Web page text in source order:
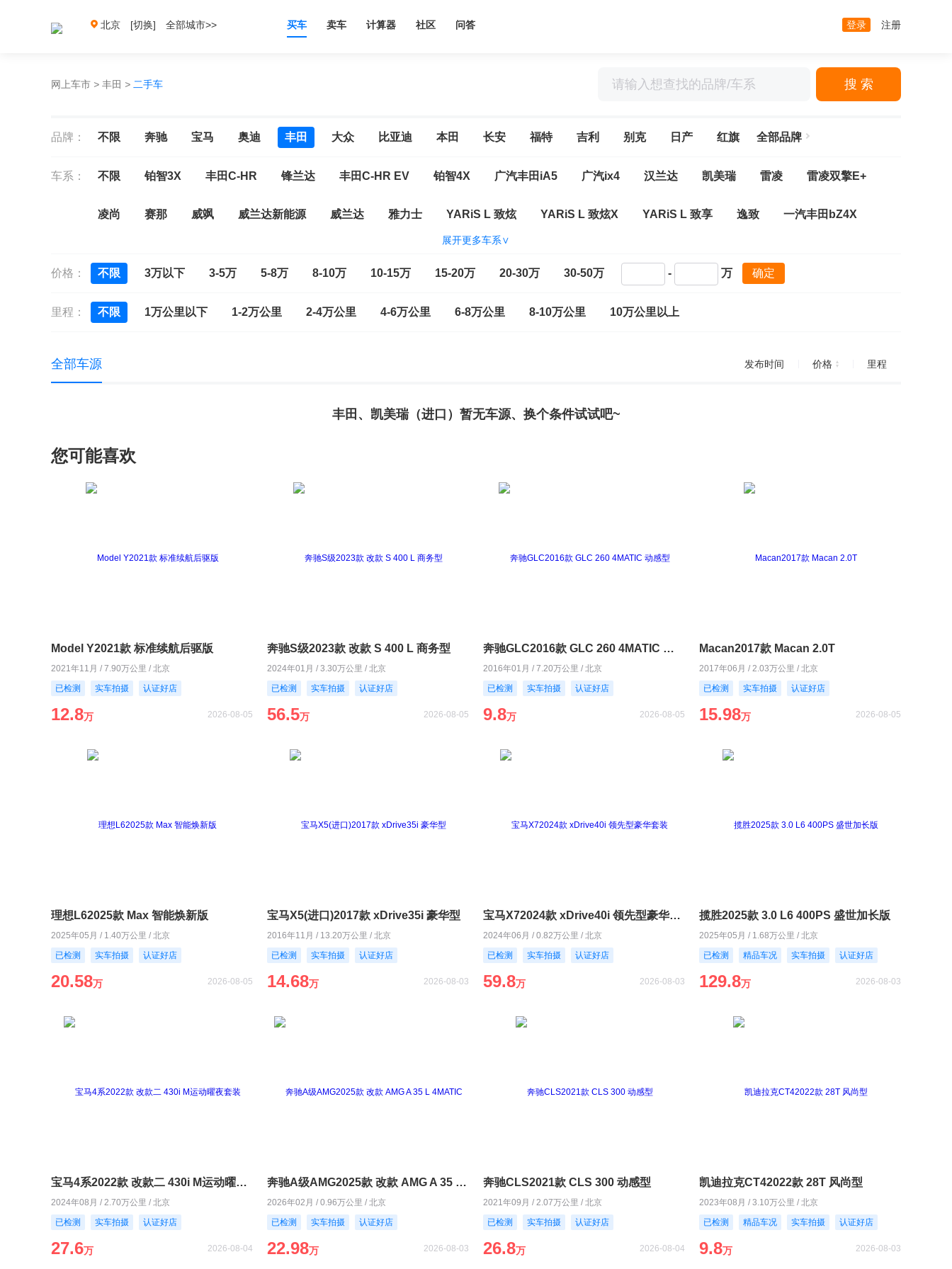
北京 [切换] 全部城市>> 买车 卖车 计算器 社区 问答 登录 注册
网上车市 > 丰田 > 二手车 搜 索
品牌： 不限 奔驰 宝马 奥迪 丰田 大众 比亚迪 本田 长安 福特 吉利 别克 日产 红旗 全部品牌
车系： 不限 铂智3X 丰田C-HR 锋兰达 丰田C-HR EV 铂智4X 广汽丰田iA5 广汽ix4 汉兰达 凯美瑞 雷凌 雷凌双擎E+
凌尚 赛那 威飒 威兰达新能源 威兰达 雅力士 YARiS L 致炫 YARiS L 致炫X YARiS L 致享 逸致 一汽丰田bZ4X
凯美瑞（进口） 威飒(进口)
展开更多车系∨
价格： 不限 3万以下 3-5万 5-8万 8-10万 10-15万 15-20万 20-30万 30-50万 - 万 确定
里程： 不限 1万公里以下 1-2万公里 2-4万公里 4-6万公里 6-8万公里 8-10万公里 10万公里以上
全部车源 发布时间 价格 里程
丰田、凯美瑞（进口）暂无车源、换个条件试试吧~
您可能喜欢
Model Y2021款 标准续航后驱版
2021年11月 / 7.90万公里 / 北京
已检测
实车拍摄 认证好店
12.8万 2026-08-05
奔驰S级2023款 改款 S 400 L 商务型
2024年01月 / 3.30万公里 / 北京
已检测
实车拍摄 认证好店
56.5万 2026-08-05
奔驰GLC2016款 GLC 260 4MATIC 动感型
2016年01月 / 7.20万公里 / 北京
已检测
实车拍摄 认证好店
9.8万 2026-08-05
Macan2017款 Macan 2.0T
2017年06月 / 2.03万公里 / 北京
已检测
实车拍摄 认证好店
15.98万 2026-08-05
理想L62025款 Max 智能焕新版
2025年05月 / 1.40万公里 / 北京
已检测
实车拍摄 认证好店
20.58万 2026-08-05
宝马X5(进口)2017款 xDrive35i 豪华型
2016年11月 / 13.20万公里 / 北京
已检测
实车拍摄 认证好店
14.68万 2026-08-03
宝马X72024款 xDrive40i 领先型豪华套装
2024年06月 / 0.82万公里 / 北京
已检测
实车拍摄 认证好店
59.8万 2026-08-03
揽胜2025款 3.0 L6 400PS 盛世加长版
2025年05月 / 1.68万公里 / 北京
已检测
精品车况 实车拍摄 认证好店
129.8万 2026-08-03
宝马4系2022款 改款二 430i M运动曜夜套装
2024年08月 / 2.70万公里 / 北京
已检测
实车拍摄 认证好店
27.6万 2026-08-04
奔驰A级AMG2025款 改款 AMG A 35 L 4MATIC
2026年02月 / 0.96万公里 / 北京
已检测
实车拍摄 认证好店
22.98万 2026-08-03
奔驰CLS2021款 CLS 300 动感型
2021年09月 / 2.07万公里 / 北京
已检测
实车拍摄 认证好店
26.8万 2026-08-04
凯迪拉克CT42022款 28T 风尚型
2023年08月 / 3.10万公里 / 北京
已检测
精品车况 实车拍摄 认证好店
9.8万 2026-08-03